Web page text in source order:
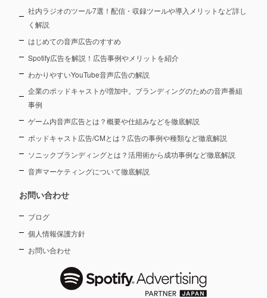
社内ラジオのツール7選！配信・収録ツールや導入メリットなど詳し
く解説
はじめての音声広告のすすめ
Spotify広告を解説！広告事例やメリットを紹介
わかりやすいYouTube音声広告の解説
企業のポッドキャストが増加中。ブランディングのための音声番組
事例
ゲーム内音声広告とは？概要や仕組みなどを徹底解説
ポッドキャスト広告/CMとは？広告の事例や種類など徹底解説
ソニックブランディングとは？活用術から成功事例など徹底解説
音声マーケティングについて徹底解説
お問い合わせ
ブログ
個人情報保護方針
お問い合わせ